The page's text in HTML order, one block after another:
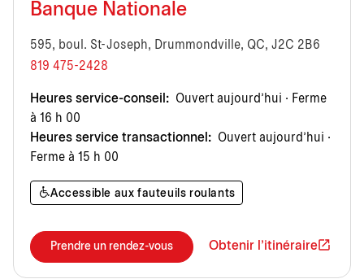
Banque Nationale
595, boul. St-Joseph, Drummondville, QC, J2C 2B6
819 475-2428
Heures service-conseil: Ouvert aujourd’hui · Ferme
à 16 h 00
Heures service transactionnel: Ouvert aujourd’hui ·
Ferme à 15 h 00
Accessible aux fauteuils roulants
Prendre un rendez-vous Obtenir l'itinéraire